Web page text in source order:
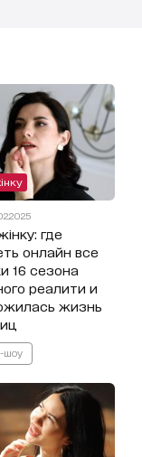
где
онлайн все
16 сезона
реалити и
жизнь
шоу